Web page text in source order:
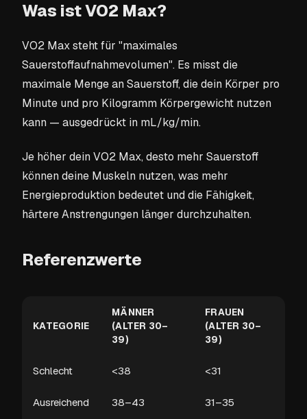
Was ist VO2 Max?
VO2 Max steht für "maximales
Sauerstoffaufnahmevolumen". Es misst die
maximale Menge an Sauerstoff, die dein Körper pro
Minute und pro Kilogramm Körpergewicht nutzen
kann — ausgedrückt in mL/kg/min.
Je höher dein VO2 Max, desto mehr Sauerstoff
können deine Muskeln nutzen, was mehr
Energieproduktion bedeutet und die Fähigkeit,
härtere Anstrengungen länger durchzuhalten.
Referenzwerte
KATEGORIE
MÄNNER
(ALTER 30–
39)
FRAUEN
(ALTER 30–
39)
Schlecht <38 <31
Ausreichend 38–43 31–35